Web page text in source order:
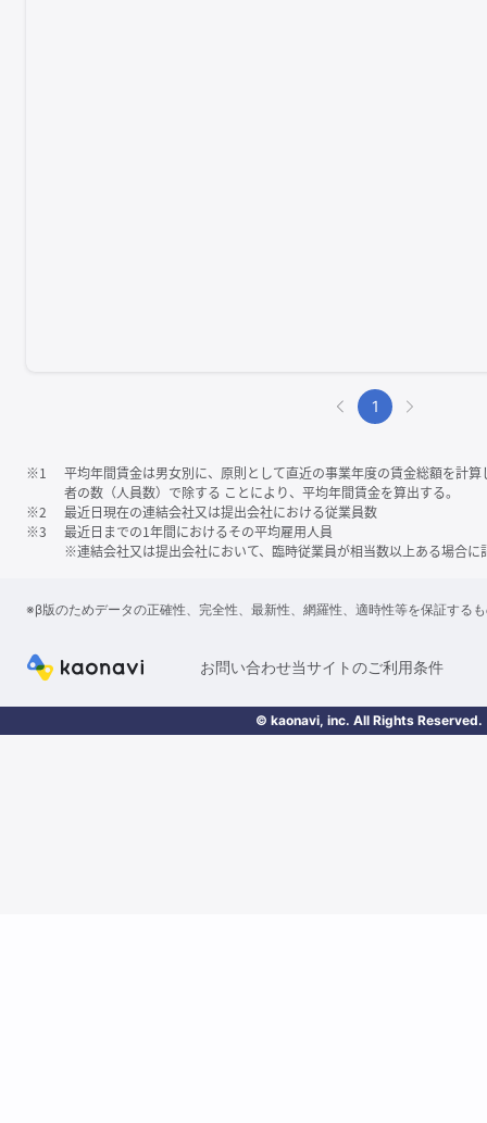
1
※1
平均年間賃金は男女別に、原則として直近の事業年度の賃金総額を計
者の数（人員数）で除する ことにより、平均年間賃金を算出する。
※2
最近日現在の連結会社又は提出会社における従業員数
※3
最近日までの1年間におけるその平均雇用人員
※連結会社又は提出会社において、臨時従業員が相当数以上ある場合に
※β版のためデータの正確性、完全性、最新性、網羅性、適時性等を保証する
お問い合わせ当サイトのご利用条件
© kaonavi, inc. All Rights Reserved.